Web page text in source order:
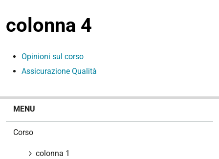
colonna 4
Opinioni sul corso
Assicurazione Qualità
MENU
Corso
colonna 1